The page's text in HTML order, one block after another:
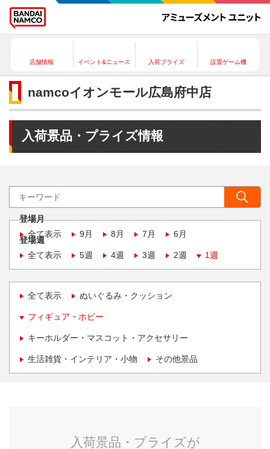
店舗情報 イベント&ニュース 入荷プライズ 設置ゲーム機
namcoイオンモール広島府中店
入荷景品・プライズ情報
登場月
全て表示
9月 8月 7月 6月
登場週
全て表示
5週 4週 3週 2週 1週
全て表示 ぬいぐるみ・クッション
フィギュア・ホビー
キーホルダー・マスコット・アクセサリー
生活雑貨・インテリア・小物 その他景品